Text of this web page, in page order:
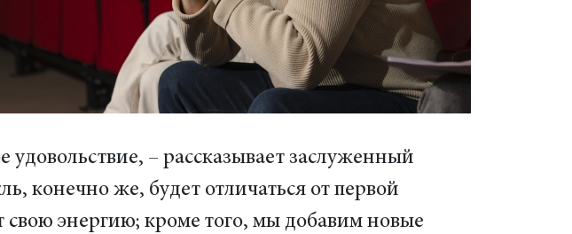
удовольствие, – рассказывает заслуженный
конечно же, будет отличаться от первой
свою энергию; кроме того, мы добавим новые